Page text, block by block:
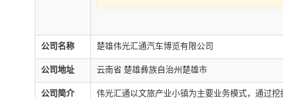
公司名称 楚雄伟光汇通汽车博览有限公司
公司地址 云南省 楚雄彝族自治州楚雄市
公司简介
伟光汇通以文旅产业小镇为主要业务模式，通过